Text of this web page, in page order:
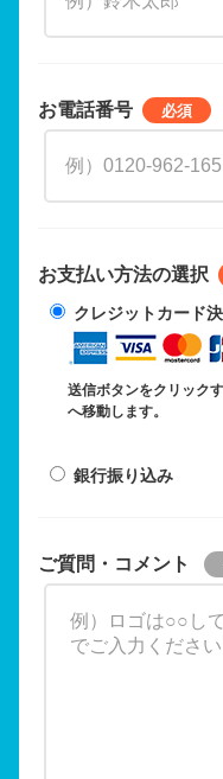
お電話番号
お支払い方法の選択
クレジットカード
送信ボタンをクリック
へ移動します。
銀行振り込み
ご質問・コメント